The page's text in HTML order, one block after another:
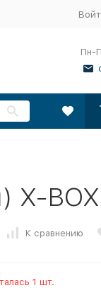
Пн-
X-BOX
К сравнению
1 шт.